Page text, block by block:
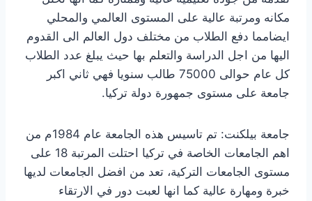
مكانه ومرتبة عالية على المستوى العالمي والمحلي
ايضامما دفع الطلاب من مختلف دول العالم الى القدوم
اليها من اجل الدراسة والتعلم بها حيث يبلغ عدد الطلاب
كل عام حوالى 75000 طالب سنويا فهي ثاني اكبر
جامعة على مستوى جمهورة دولة تركيا.
جامعة بيلكنت: تم تاسيس هذه الجامعة عام 1984م من
اهم الجامعات الخاصة في تركيا احتلت المرتبة 18 على
مستوى الجامعات التركية، تعد من افضل الجامعات لديها
خبرة ومهارة عالية كما انها لعبت دور في الارتقاء